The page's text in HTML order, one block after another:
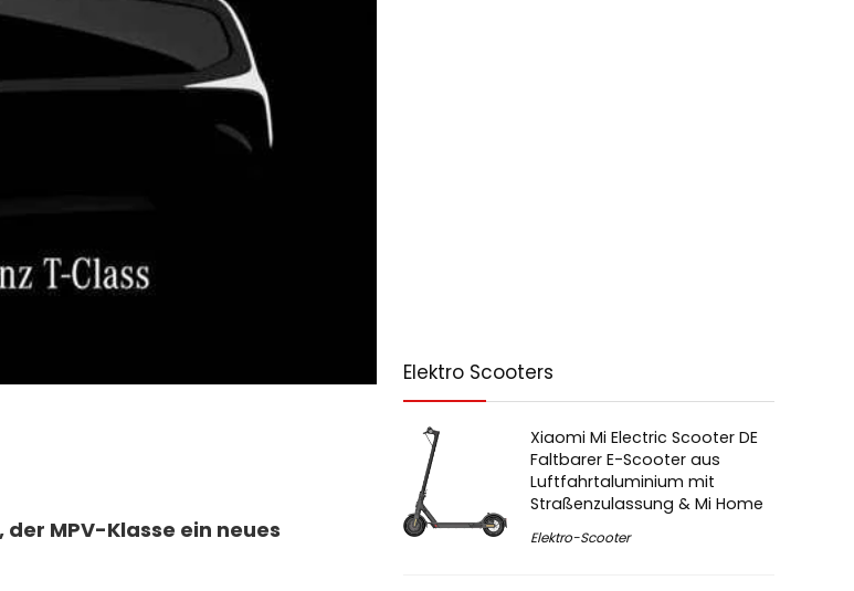
MPV-Klasse ein neues
Elektro Scooters
Xiaomi Mi Electric Scooter DE
Faltbarer E-Scooter aus
Luftfahrtaluminium mit
Straßenzulassung & Mi Home
Elektro-Scooter